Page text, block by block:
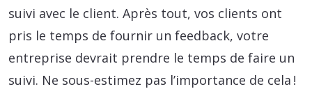
suivi avec le client. Après tout, vos clients ont
pris le temps de fournir un feedback, votre
entreprise devrait prendre le temps de faire un
suivi. Ne sous-estimez pas l’importance de cela !